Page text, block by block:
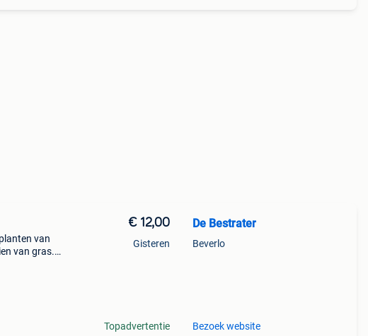
van
van gras.
€ 12,00
Gisteren
Topadvertentie
De Bestrater
Beverlo
Bezoek website